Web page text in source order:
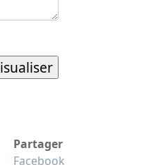
Partager
Facebook